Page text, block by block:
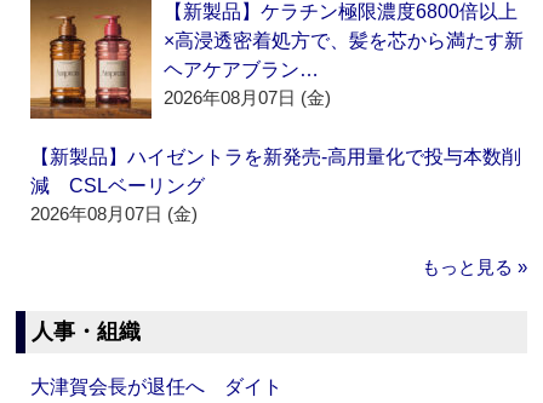
【新製品】ケラチン極限濃度6800倍以上
×高浸透密着処方で、髪を芯から満たす新
ヘアケアブラン…
2026年08月07日 (金)
【新製品】ハイゼントラを新発売‐高用量化で投与本数削
減 CSLベーリング
2026年08月07日 (金)
もっと見る »
人事・組織
大津賀会長が退任へ ダイト